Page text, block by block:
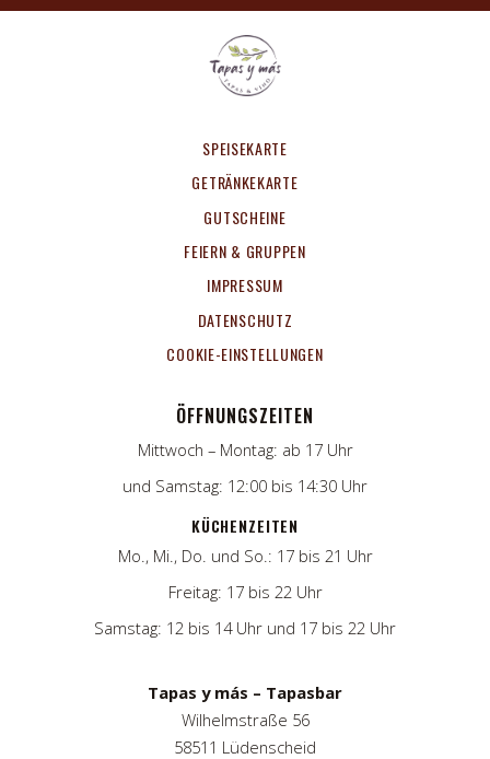
SPEISEKARTE
GETRÄNKEKARTE
GUTSCHEINE
FEIERN & GRUPPEN
IMPRESSUM
DATENSCHUTZ
COOKIE-EINSTELLUNGEN
ÖFFNUNGSZEITEN
Mittwoch – Montag: ab 17 Uhr
und Samstag: 12:00 bis 14:30 Uhr
KÜCHENZEITEN
Mo., Mi., Do. und So.: 17 bis 21 Uhr
Freitag: 17 bis 22 Uhr
Samstag: 12 bis 14 Uhr und 17 bis 22 Uhr
Tapas y más – Tapasbar
Wilhelmstraße 56
58511 Lüdenscheid